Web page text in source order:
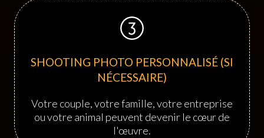
SHOOTING PHOTO PERSONNALISÉ (SI
NÉCESSAIRE)
Votre couple, votre famille, votre entreprise
ou votre animal peuvent devenir le cœur de
l'œuvre.